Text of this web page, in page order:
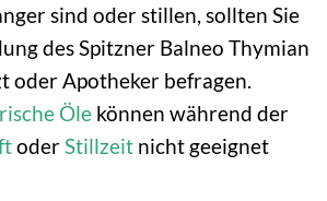
sind oder stillen, sollten Sie
des Spitzner Balneo Thymian
oder Apotheker befragen.
Öle können während der
oder Stillzeit nicht geeignet